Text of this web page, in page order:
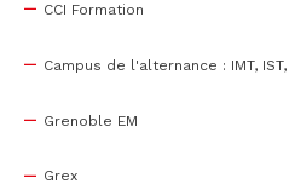
CCI Formation
Campus de l'alternance : IMT, IST,
Grenoble EM
Grex